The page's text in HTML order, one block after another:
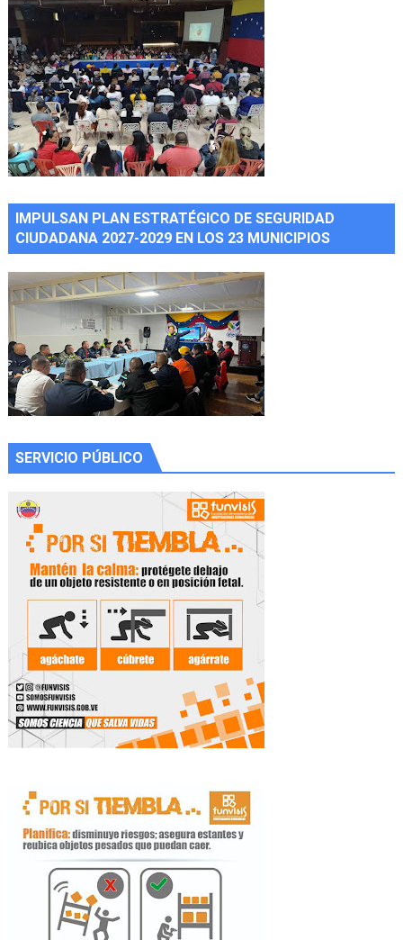
IMPULSAN PLAN ESTRATÉGICO DE SEGURIDAD
CIUDADANA 2027-2029 EN LOS 23 MUNICIPIOS
SERVICIO PÚBLICO